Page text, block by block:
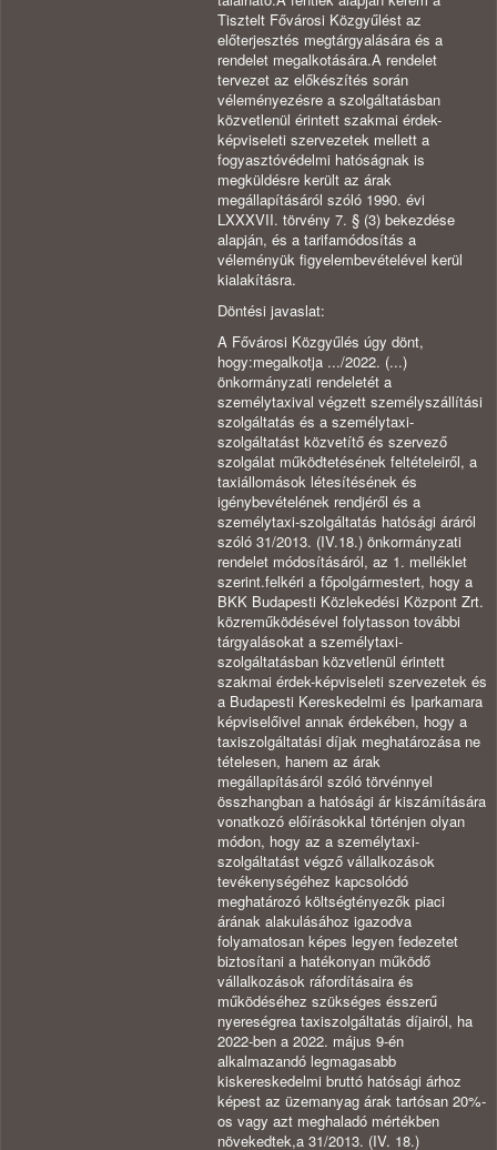
Tisztelt Fővárosi Közgyűlést az
előterjesztés megtárgyalására és a
rendelet megalkotására.A rendelet
tervezet az előkészítés során
véleményezésre a szolgáltatásban
közvetlenül érintett szakmai érdek-
képviseleti szervezetek mellett a
fogyasztóvédelmi hatóságnak is
megküldésre került az árak
megállapításáról szóló 1990. évi
LXXXVII. törvény 7. § (3) bekezdése
alapján, és a tarifamódosítás a
véleményük figyelembevételével kerül
kialakításra.
Döntési javaslat:
A Fővárosi Közgyűlés úgy dönt,
hogy:megalkotja .../2022. (...)
önkormányzati rendeletét a
személytaxival végzett személyszállítási
szolgáltatás és a személytaxi-
szolgáltatást közvetítő és szervező
szolgálat működtetésének feltételeiről, a
taxiállomások létesítésének és
igénybevételének rendjéről és a
személytaxi-szolgáltatás hatósági áráról
szóló 31/2013. (IV.18.) önkormányzati
rendelet módosításáról, az 1. melléklet
szerint.felkéri a főpolgármestert, hogy a
BKK Budapesti Közlekedési Központ Zrt.
közreműködésével folytasson további
tárgyalásokat a személytaxi-
szolgáltatásban közvetlenül érintett
szakmai érdek-képviseleti szervezetek és
a Budapesti Kereskedelmi és Iparkamara
képviselőivel annak érdekében, hogy a
taxiszolgáltatási díjak meghatározása ne
tételesen, hanem az árak
megállapításáról szóló törvénnyel
összhangban a hatósági ár kiszámítására
vonatkozó előírásokkal történjen olyan
módon, hogy az a személytaxi-
szolgáltatást végző vállalkozások
tevékenységéhez kapcsolódó
meghatározó költségtényezők piaci
árának alakulásához igazodva
folyamatosan képes legyen fedezetet
biztosítani a hatékonyan működő
vállalkozások ráfordításaira és
működéséhez szükséges ésszerű
nyereségrea taxiszolgáltatás díjairól, ha
2022-ben a 2022. május 9-én
alkalmazandó legmagasabb
kiskereskedelmi bruttó hatósági árhoz
képest az üzemanyag árak tartósan 20%-
os vagy azt meghaladó mértékben
növekedtek,a 31/2013. (IV. 18.)